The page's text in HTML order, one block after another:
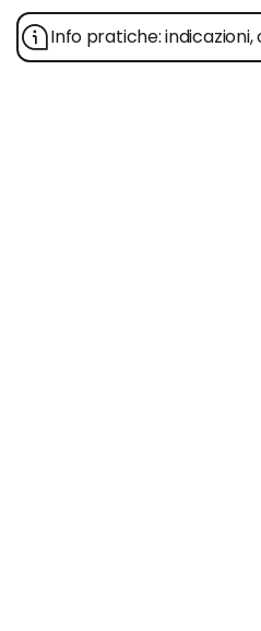
Info pratiche: indicazioni,